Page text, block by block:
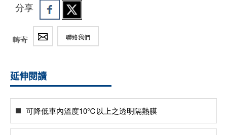
分享
轉寄 聯絡我們
延伸閱讀
可降低車內溫度10℃以上之透明隔熱膜